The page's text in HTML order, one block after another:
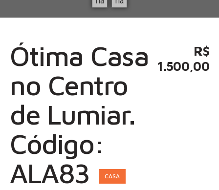
Ótima Casa
no Centro
de Lumiar.
Código:
ALA83
CASA
R$
1.500,00